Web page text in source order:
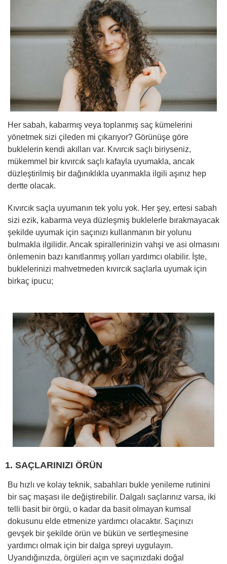
Her sabah, kabarmış veya toplanmış saç kümelerini
yönetmek sizi çileden mi çıkarıyor? Görünüşe göre
buklelerin kendi akılları var. Kıvırcık saçlı biriyseniz,
mükemmel bir kıvırcık saçlı kafayla uyumakla, ancak
düzleştirilmiş bir dağınıklıkla uyanmakla ilgili aşınız hep
dertte olacak.
Kıvırcık saçla uyumanın tek yolu yok. Her şey, ertesi sabah
sizi ezik, kabarma veya düzleşmiş buklelerle bırakmayacak
şekilde uyumak için saçınızı kullanmanın bir yolunu
bulmakla ilgilidir. Ancak spirallerinizin vahşi ve asi olmasını
önlemenin bazı kanıtlanmış yolları yardımcı olabilir. İşte,
buklelerinizi mahvetmeden kıvırcık saçlarla uyumak için
birkaç ipucu;
1. SAÇLARINIZI ÖRÜN
Bu hızlı ve kolay teknik, sabahları bukle yenileme rutinini
bir saç maşası ile değiştirebilir. Dalgalı saçlarınız varsa, iki
telli basit bir örgü, o kadar da basit olmayan kumsal
dokusunu elde etmenize yardımcı olacaktır. Saçınızı
gevşek bir şekilde örün ve bükün ve sertleşmesine
yardımcı olmak için bir dalga spreyi uygulayın.
Uyandığınızda, örgüleri açın ve saçınızdaki doğal